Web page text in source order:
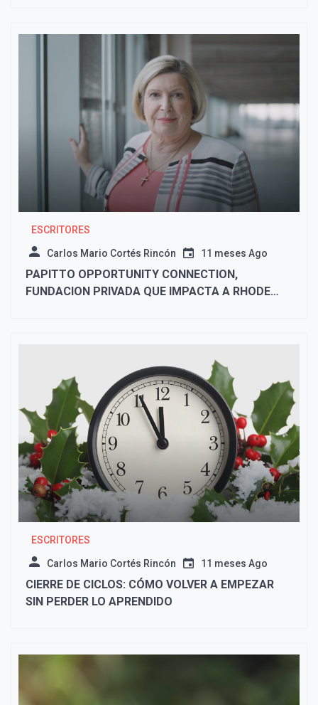
ESCRITORES
Carlos Mario Cortés Rincón 11 meses Ago
PAPITTO OPPORTUNITY CONNECTION,
FUNDACION PRIVADA QUE IMPACTA A RHODE
ESCRITORES
Carlos Mario Cortés Rincón 11 meses Ago
CIERRE DE CICLOS: CÓMO VOLVER A EMPEZAR
SIN PERDER LO APRENDIDO